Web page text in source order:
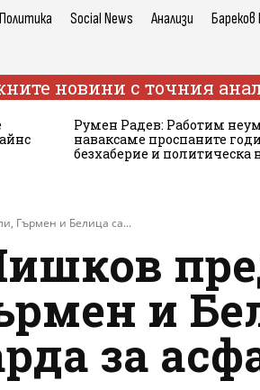
Политика Social News Анализи Бареков
новини с точния
Румен Радев: Работим
наваксаме проспаните
безхаберие и политическа
Гърмен и Белица са...
и
за